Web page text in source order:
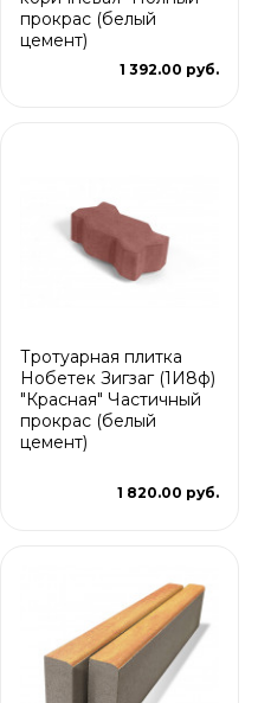
прокрас (белый
цемент)
1 392.00 руб.
Тротуарная плитка
Нобетек Зигзаг (1И8ф)
"Красная" Частичный
прокрас (белый
цемент)
1 820.00 руб.